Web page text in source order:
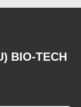
BIO-TECH